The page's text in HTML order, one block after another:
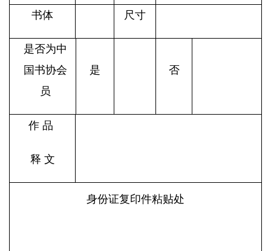
书体 尺寸
是否为中
国书协会
员
是 否
作 品
释 文
身份证复印件粘贴处